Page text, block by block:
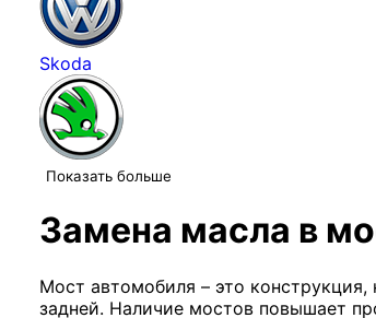
Skoda
Показать больше
Замена масла в
Мост автомобиля – это
задней. Наличие мостов повышает